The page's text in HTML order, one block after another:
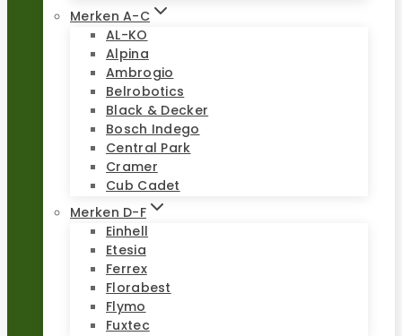
Merken A-C
AL-KO
Alpina
Ambrogio
Belrobotics
Black & Decker
Bosch Indego
Central Park
Cramer
Cub Cadet
Merken D-F
Einhell
Etesia
Ferrex
Florabest
Flymo
Fuxtec